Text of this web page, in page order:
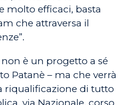
molto efficaci, basta
che attraversa il
è un progetto a sé
Patanè – ma che verrà
riqualificazione di tutto